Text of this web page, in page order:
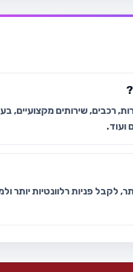
רכבים, שירותים מקצועיים,
ועוד.
לקבל פניות רלוונטיות יותר